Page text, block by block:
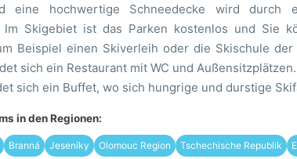
eine hochwertige Schneedecke wird durch
Im Skigebiet ist das Parken kostenlos und Sie
Beispiel einen Skiverleih oder die Skischule
sich ein Restaurant mit WC und
sich ein Buffet, wo sich hungrige und durstige
in den Regionen:
Branná Jeseníky Olomouc Region Tschechische Republik